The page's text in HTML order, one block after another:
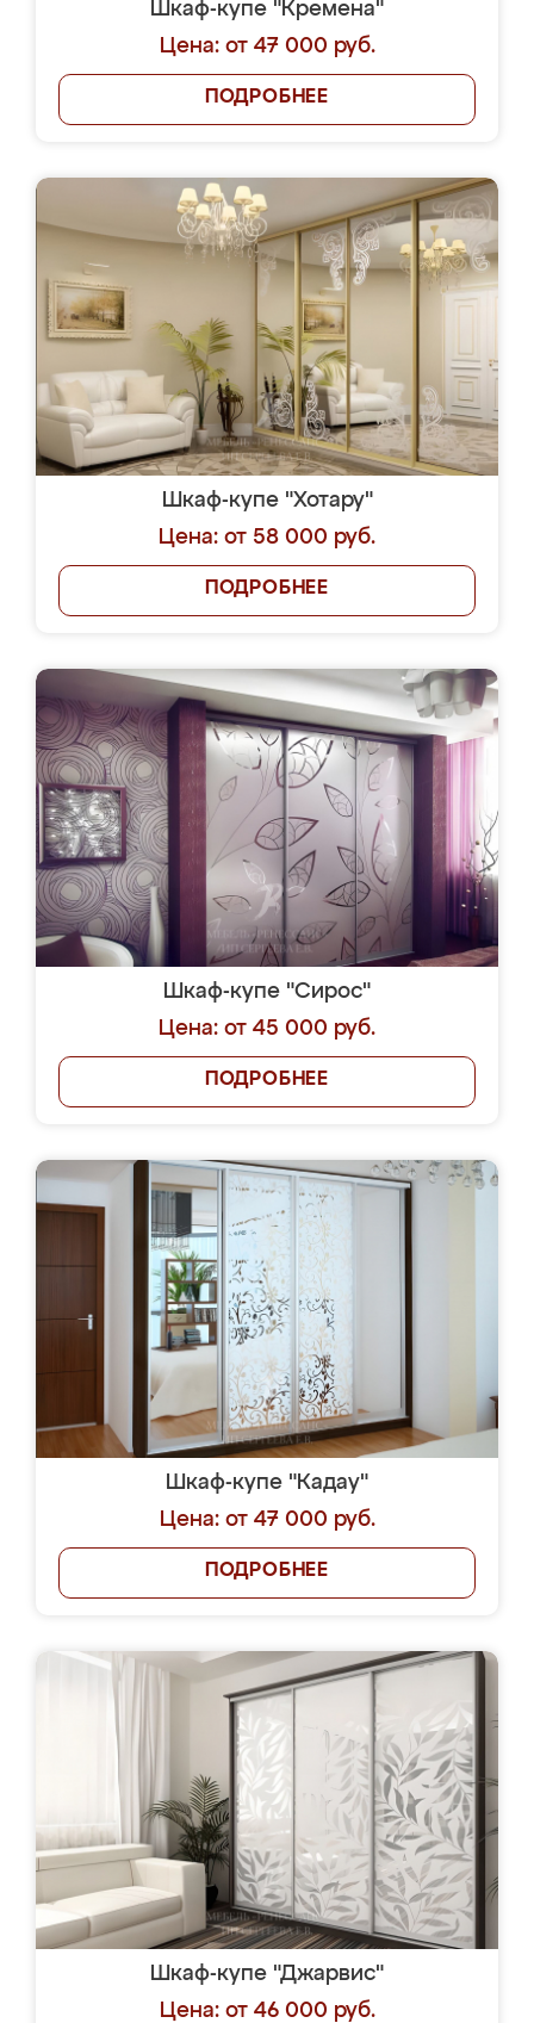
Шкаф-купе "Кремена"
Цена: от 47 000 руб.
ПОДРОБНЕЕ
Шкаф-купе "Хотару"
Цена: от 58 000 руб.
ПОДРОБНЕЕ
Шкаф-купе "Сирос"
Цена: от 45 000 руб.
ПОДРОБНЕЕ
Шкаф-купе "Кадау"
Цена: от 47 000 руб.
ПОДРОБНЕЕ
Шкаф-купе "Джарвис"
Цена: от 46 000 руб.